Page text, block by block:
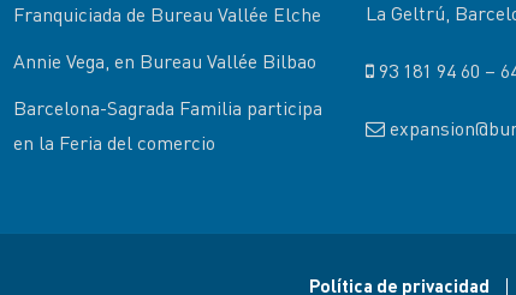
Franquiciada de Bureau Vallée Elche
Annie Vega, en Bureau Vallée Bilbao
Barcelona-Sagrada Familia participa
en la Feria del comercio
La Geltrú,
93 181 94 60 –
Política de privacidad